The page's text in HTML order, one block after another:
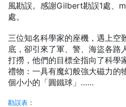
風勘誤。感謝Gilbert勘誤1處、
處。
三位知名科學家的座機，遇上空
底，卻引來了軍、警、海盜各路
打撈，他們的目標全指向了科學
禮物：一具有魔幻般強大磁力的
個小小的「圓鐵球」……
勘誤表 ：